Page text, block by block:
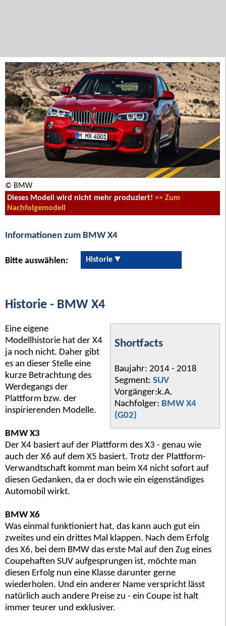
© BMW
Dieses Modell wird nicht mehr produziert! >> Zum
Nachfolgemodell
Informationen zum BMW X4
Bitte auswählen: Historie
Historie - BMW X4
Shortfacts
Baujahr: 2014 - 2018
Segment: SUV
Vorgänger:k.A.
Nachfolger: BMW X4
(G02)
Eine eigene
Modellhistorie hat der X4
ja noch nicht. Daher gibt
es an dieser Stelle eine
kurze Betrachtung des
Werdegangs der
Plattform bzw. der
inspirierenden Modelle.
BMW X3
Der X4 basiert auf der Plattform des X3 - genau wie
auch der X6 auf dem X5 basiert. Trotz der Plattform-
Verwandtschaft kommt man beim X4 nicht sofort auf
diesen Gedanken, da er doch wie ein eigenständiges
Automobil wirkt.
BMW X6
Was einmal funktioniert hat, das kann auch gut ein
zweites und ein drittes Mal klappen. Nach dem Erfolg
des X6, bei dem BMW das erste Mal auf den Zug eines
Coupehaften SUV aufgesprungen ist, möchte man
diesen Erfolg nun eine Klasse darunter gerne
wiederholen. Und ein anderer Name verspricht lässt
natürlich auch andere Preise zu - ein Coupe ist halt
immer teurer und exklusiver.